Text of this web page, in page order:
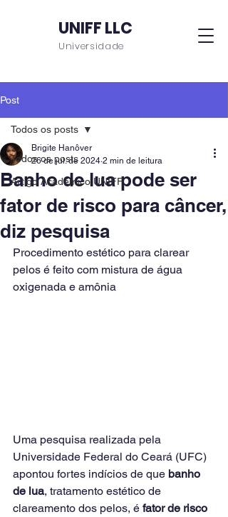
UNIFF LLC
Universidade
Post
Todos os posts
Artigo Acadêmico UNIFF
Todos os posts
Banho de lua pode ser
fator de risco para câncer,
diz pesquisa
Brigite Hanôver
26 de jul. de 2024 2 min de leitura
Procedimento estético para clarear
pelos é feito com mistura de água
oxigenada e amônia
Uma pesquisa realizada pela
Universidade Federal do Ceará (UFC)
apontou fortes indícios de que banho
de lua, tratamento estético de
clareamento dos pelos, é fator de risco